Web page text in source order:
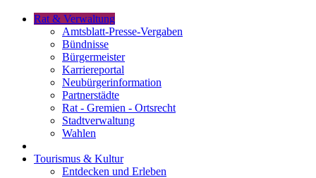
Rat & Verwaltung
Amtsblatt-Presse-Vergaben
Bündnisse
Bürgermeister
Karriereportal
Neubürgerinformation
Partnerstädte
Rat - Gremien - Ortsrecht
Stadtverwaltung
Wahlen
Tourismus & Kultur
Entdecken und Erleben